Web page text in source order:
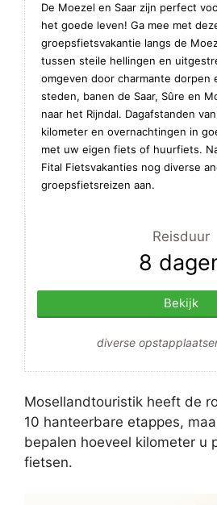
De Moezel en Saar zijn perfect
het goede leven! Ga mee met
groepsfietsvakantie langs de
tussen steile hellingen en
omgeven door charmante dorpen
steden, banen de Saar, Sûre en
naar het Rijndal. Dagafstanden
kilometer en overnachtingen in
met uw eigen fiets of huurfiets.
Fital Fietsvakanties nog diverse
groepsfietsreizen aan.
Reisduur
8
Bekijk
diverse
Mosellandtouristik heeft de
10 hanteerbare etappes,
bepalen hoeveel kilometer u
fietsen.